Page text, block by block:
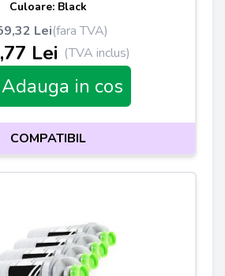
Culoare: Black
Lei(fara TVA)
Lei (TVA inclus)
Adauga in cos
COMPATIBIL